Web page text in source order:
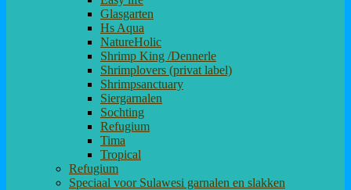
Glasgarten
Hs Aqua
NatureHolic
Shrimp King /Dennerle
Shrimplovers (privat label)
Shrimpsanctuary
Siergarnalen
Sochting
Refugium
Tima
Tropical
Refugium
Speciaal voor Sulawesi garnalen en slakken